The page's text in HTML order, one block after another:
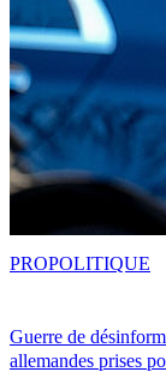
Guerre de
allemandes prises
PROPOLITIQUE